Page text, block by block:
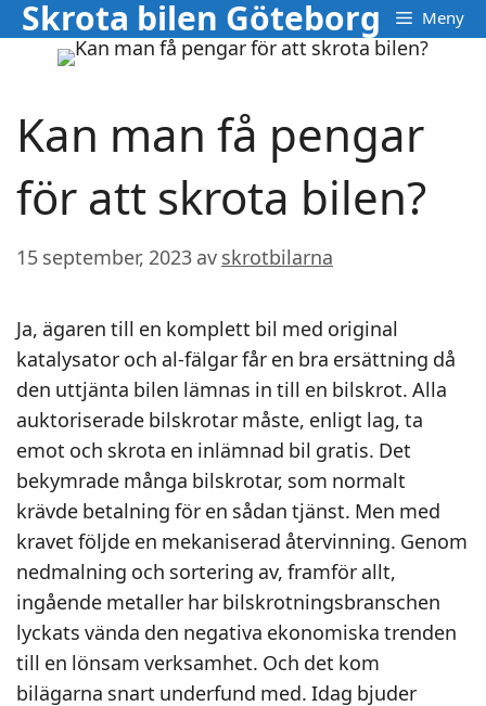
Hoppa
till
Skrota bilen Göteborg Meny
Kan man få pengar
för att skrota bilen?
15 september, 2023 av skrotbilarna
Ja, ägaren till en komplett bil med original
katalysator och al-fälgar får en bra ersättning då
den uttjänta bilen lämnas in till en bilskrot. Alla
auktoriserade bilskrotar måste, enligt lag, ta
emot och skrota en inlämnad bil gratis. Det
bekymrade många bilskrotar, som normalt
krävde betalning för en sådan tjänst. Men med
kravet följde en mekaniserad återvinning. Genom
nedmalning och sortering av, framför allt,
ingående metaller har bilskrotningsbranschen
lyckats vända den negativa ekonomiska trenden
till en lönsam verksamhet. Och det kom
bilägarna snart underfund med. Idag bjuder